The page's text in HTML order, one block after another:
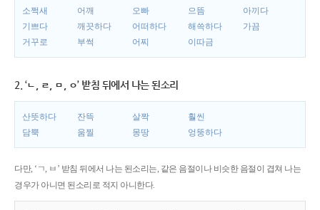
소쩍새 어깨 오빠 으뜸
아끼다
기쁘다
깨끗하다 어떠하다 해쓱하다
가끔
거꾸로
부썩 어찌 이따금
2. ‘ㄴ, ㄹ, ㅁ, ㅇ’ 받침 뒤에서 나는 된소리
산뜻하다 잔뜩 살짝
훨씬
담뿍
움찔 몽땅 엉뚱하다
다만, ‘ㄱ, ㅂ’ 받침 뒤에서 나는 된소리는, 같은 음절이나 비슷한 음절이 겹쳐 나는
경우가 아니면 된소리로 적지 아니한다.